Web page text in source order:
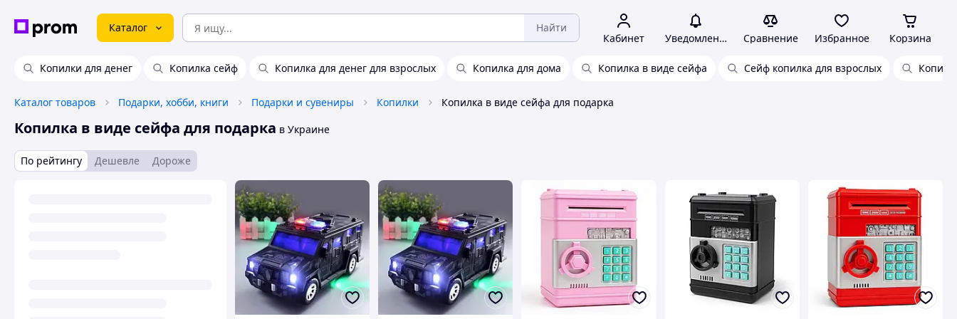
Каталог Найти
Кабинет Уведомления Сравнение Избранное Корзина
Копилки для денег Копилка сейф Копилка для денег для взрослых Копилка для дома Копилка в виде сейфа Сейф копилка для взрослых
Каталог товаров Подарки, хобби, книги Подарки и сувениры Копилки Копилка в виде сейфа для подарка
Копилка в виде сейфа для подарка в Украине
По рейтингу Дешевле Дороже